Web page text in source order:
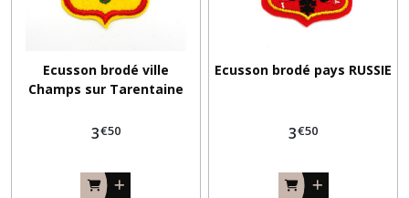
Ecusson brodé ville
Champs sur Tarentaine
3€50
Ecusson brodé pays RUSSIE
3€50